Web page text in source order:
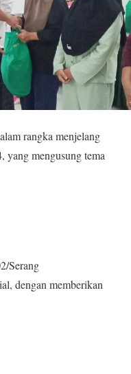
rangka menjelang
yang mengusung tema
Serang
dengan memberikan